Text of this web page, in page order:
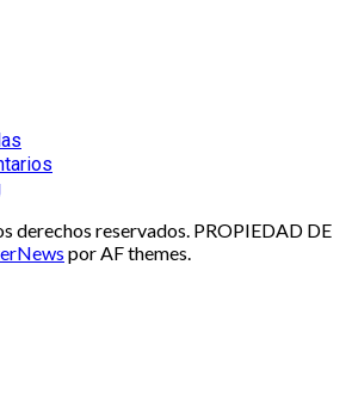
derechos reservados. PROPIEDAD DE
por AF themes.